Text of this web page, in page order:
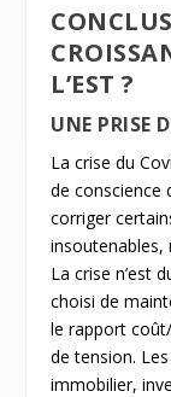
L’EST ?
UNE PRISE
La crise du
de conscience
corriger
insoutenables,
La crise n’est
choisi de
le rapport
de tension.
immobilier,